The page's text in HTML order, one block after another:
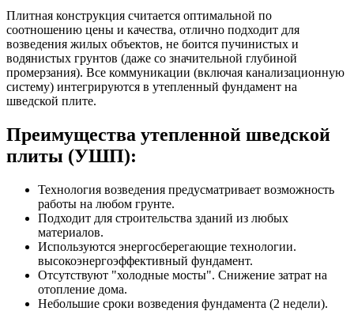
Плитная конструкция считается оптимальной по
соотношению цены и качества, отлично подходит для
возведения жилых объектов, не боится пучинистых и
водянистых грунтов (даже со значительной глубиной
промерзания). Все коммуникации (включая канализационную
систему) интегрируются в утепленный фундамент на
шведской плите.
Преимущества утепленной шведской
плиты (УШП):
Технология возведения предусматривает возможность
работы на любом грунте.
Подходит для строительства зданий из любых
материалов.
Используются энергосберегающие технологии.
высокоэнергоэффективный фундамент.
Отсутствуют "холодные мосты". Снижение затрат на
отопление дома.
Небольшие сроки возведения фундамента (2 недели).